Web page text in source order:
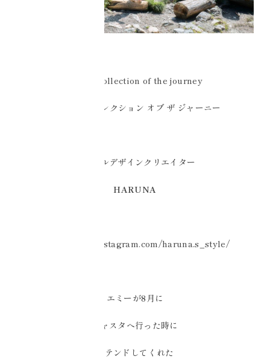
Jewels Collection of the journey
ジュエルズコレクション オブ ザ ジャーニー
トータルデザインクリエイター
HARUNA
https://www.instagram.com/haruna.s_style/
エミーが8月に
シャスタへ行った時に
アテンドしてくれた